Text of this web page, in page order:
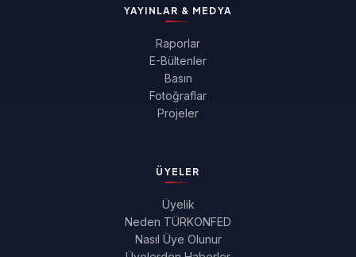
YAYINLAR & MEDYA
Raporlar
E-Bültenler
Basın
Fotoğraflar
Projeler
ÜYELER
Üyelik
Neden TÜRKONFED
Nasıl Üye Olunur